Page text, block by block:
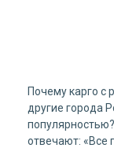
Почему карго с
другие города
отвечают: «Все